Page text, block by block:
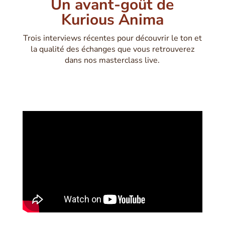
Un avant-goût de
Kurious Anima
Trois interviews récentes pour découvrir le ton et
la qualité des échanges que vous retrouverez
dans nos masterclass live.